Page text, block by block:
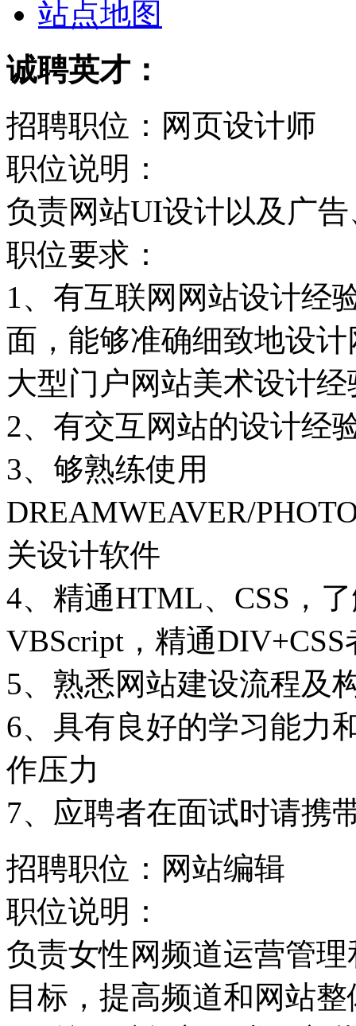
站点地图
诚聘英才：
招聘职位：网页设计师
职位说明：
负责网站UI设计以及广
职位要求：
1、有互联网网站设计经
面，能够准确细致地设
大型门户网站美术设计
2、有交互网站的设计经
3、够熟练使用
DREAMWEAVER/
关设计软件
4、精通HTML、CSS，
VBScript，精通
5、熟悉网站建设流程及
6、具有良好的学习能力
作压力
7、应聘者在面试时请携
招聘职位：网站编辑
职位说明：
负责女性网频道运营管
目标，提高频道和网站